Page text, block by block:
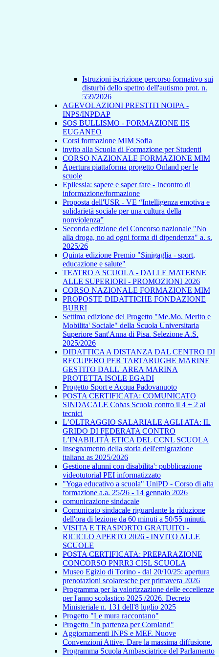
Istruzioni iscrizione percorso formativo sui
disturbi dello spettro dell'autismo prot. n.
559/2026
AGEVOLAZIONI PRESTITI NOIPA -
INPS/INPDAP
SOS BULLISMO - FORMAZIONE IIS
EUGANEO
Corsi formazione MIM Sofia
invito alla Scuola di Formazione per Studenti
CORSO NAZIONALE FORMAZIONE MIM
Apertura piattaforma progetto Onland per le
scuole
Epilessia: sapere e saper fare - Incontro di
informazione/formazione
Proposta dell'USR - VE “Intelligenza emotiva e
solidarietà sociale per una cultura della
nonviolenza”
Seconda edizione del Concorso nazionale "No
alla droga, no ad ogni forma di dipendenza" a. s.
2025/26
Quinta edizione Premio "Sinigaglia - sport,
educazione e salute"
TEATRO A SCUOLA - DALLE MATERNE
ALLE SUPERIORI - PROMOZIONI 2026
CORSO NAZIONALE FORMAZIONE MIM
PROPOSTE DIDATTICHE FONDAZIONE
BURRI
Settima edizione del Progetto "Me.Mo. Merito e
Mobilita' Sociale" della Scuola Universitaria
Superiore Sant'Anna di Pisa. Selezione A.S.
2025/2026
DIDATTICA A DISTANZA DAL CENTRO DI
RECUPERO PER TARTARUGHE MARINE
GESTITO DALL' AREA MARINA
PROTETTA ISOLE EGADI
Progetto Sport e Acqua Padovanuoto
POSTA CERTIFICATA: COMUNICATO
SINDACALE Cobas Scuola contro il 4 + 2 ai
tecnici
L’OLTRAGGIO SALARIALE AGLI ATA: IL
GRIDO DI FEDERATA CONTRO
L’INABILITÀ ETICA DEL CCNL SCUOLA
Insegnamento della storia dell'emigrazione
italiana as 2025/2026
Gestione alunni con disabilita': pubblicazione
videotutorial PEI informatizzato
"Yoga educativo a scuola" UniPD - Corso di alta
formazione a.a. 25/26 - 14 gennaio 2026
comunicazione sindacale
Comunicato sindacale riguardante la riduzione
dell'ora di lezione da 60 minuti a 50/55 minuti.
VISITA E TRASPORTO GRATUITO -
RICICLO APERTO 2026 - INVITO ALLE
SCUOLE
POSTA CERTIFICATA: PREPARAZIONE
CONCORSO PNRR3 CISL SCUOLA
Museo Egizio di Torino - dal 20/10/25: apertura
prenotazioni scolaresche per primavera 2026
Programma per la valorizzazione delle eccellenze
per l'anno scolastico 2025 /2026. Decreto
Ministeriale n. 131 dell'8 luglio 2025
Progetto "Le mura raccontano"
Progetto "In partenza per Coroland"
Aggiornamenti INPS e MEF. Nuove
Convenzioni Attive. Dare la massima diffusione.
Programma Scuola Ambasciatrice del Parlamento